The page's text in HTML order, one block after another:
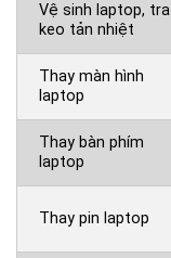
Vệ sinh laptop, tra
keo tản nhiệt
Thay màn hình
laptop
Thay bàn phím
laptop
Thay pin laptop